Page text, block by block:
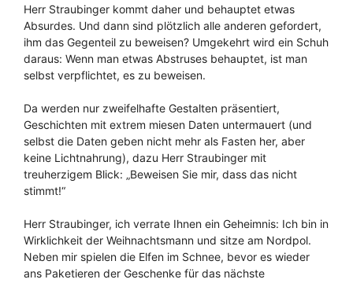
Herr Straubinger kommt daher und behauptet etwas
Absurdes. Und dann sind plötzlich alle anderen gefordert,
ihm das Gegenteil zu beweisen? Umgekehrt wird ein Schuh
daraus: Wenn man etwas Abstruses behauptet, ist man
selbst verpflichtet, es zu beweisen.
Da werden nur zweifelhafte Gestalten präsentiert,
Geschichten mit extrem miesen Daten untermauert (und
selbst die Daten geben nicht mehr als Fasten her, aber
keine Lichtnahrung), dazu Herr Straubinger mit
treuherzigem Blick: „Beweisen Sie mir, dass das nicht
stimmt!“
Herr Straubinger, ich verrate Ihnen ein Geheimnis: Ich bin in
Wirklichkeit der Weihnachtsmann und sitze am Nordpol.
Neben mir spielen die Elfen im Schnee, bevor es wieder
ans Paketieren der Geschenke für das nächste